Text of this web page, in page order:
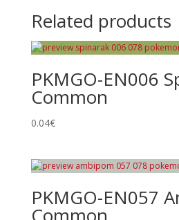
Pokémon.
Pubblicato per la prima
nell’ottobre del 1996, ad
Pokémon in 13 lingue,
e regioni.
Rarità principali
Uncommon
Rare
Related products
PKMGO-EN006
Common
0.04€
PKMGO-EN057